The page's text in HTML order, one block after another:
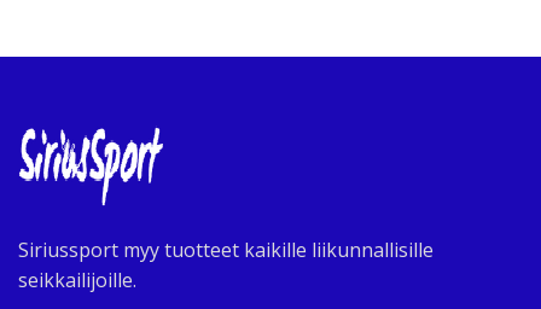
Siriussport myy tuotteet kaikille liikunnallisille
seikkailijoille.